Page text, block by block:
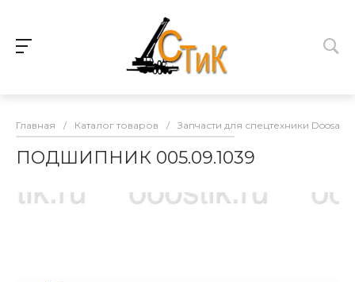
Главная / Каталог товаров / Запчасти для спецтехники Doosan
ПОДШИПНИК 005.09.1039